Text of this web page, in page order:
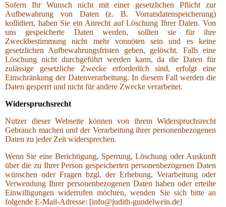
Sofern Ihr Wunsch nicht mit einer gesetzlichen Pflicht zur
Aufbewahrung von Daten (z. B. Vorratsdatenspeicherung)
kollidiert, haben Sie ein Anrecht auf Löschung Ihrer Daten. Von
uns gespeicherte Daten werden, sollten sie für ihre
Zweckbestimmung nicht mehr vonnöten sein und es keine
gesetzlichen Aufbewahrungsfristen geben, gelöscht. Falls eine
Löschung nicht durchgeführt werden kann, da die Daten für
zulässige gesetzliche Zwecke erforderlich sind, erfolgt eine
Einschränkung der Datenverarbeitung. In diesem Fall werden die
Daten gesperrt und nicht für andere Zwecke verarbeitet.
Widerspruchsrecht
Nutzer dieser Webseite können von ihrem Widerspruchsrecht
Gebrauch machen und der Verarbeitung ihrer personenbezogenen
Daten zu jeder Zeit widersprechen.
Wenn Sie eine Berichtigung, Sperrung, Löschung oder Auskunft
über die zu Ihrer Person gespeicherten personenbezogenen Daten
wünschen oder Fragen bzgl. der Erhebung, Verarbeitung oder
Verwendung Ihrer personenbezogenen Daten haben oder erteilte
Einwilligungen widerrufen möchten, wenden Sie sich bitte an
folgende E-Mail-Adresse: [info@judith-gundelwein.de]